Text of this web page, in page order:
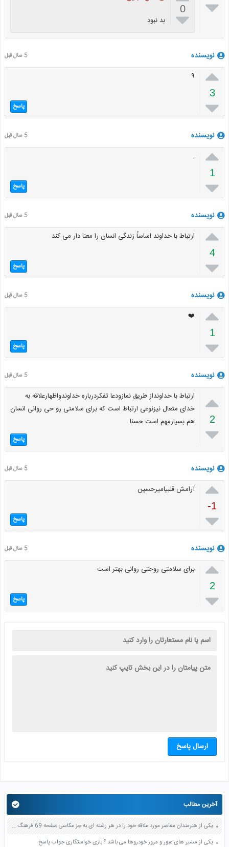

0
 بد نبود
نویسنده 5 سال قبل

3

۹
پاسخ
نویسنده 5 سال قبل

1

.
پاسخ
نویسنده 5 سال قبل

4

ارتباط با خداوند اساساً زندگی انسان را معنا دار می کند
پاسخ
نویسنده 5 سال قبل

1

❤️
پاسخ
نویسنده 5 سال قبل

2

ارتباط با خداونداز طریق نمازودعا تفکردرباره خداوندواظهارعلاقه به
خدای متعال نیزنوعی ارتباط است که برای سلامتی رو حی روانی انسان
هم بسیارمهم است حسنا
پاسخ
نویسنده 5 سال قبل

-1

آرامش قلبیامیرحسین
پاسخ
نویسنده 5 سال قبل

2

برای سلامتی روحتی روانی بهتر است
پاسخ
ارسال پاسخ
آخرین مطالب
یکی از هنرمندان معاصر مورد علاقه خود را در هر رشته ای به جز عکاسی صفحه 69 فرهنگ و هنر نهم
یکی از مسیر های عبور و مرور خودروها می باشد ؟ بازی خواستگاری جواب پاسخ